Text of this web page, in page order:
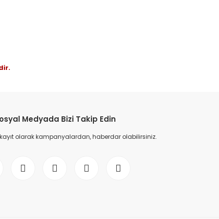
Medyada Bizi Takip Edin
olarak kampanyalardan, haberdar olabilirsiniz.